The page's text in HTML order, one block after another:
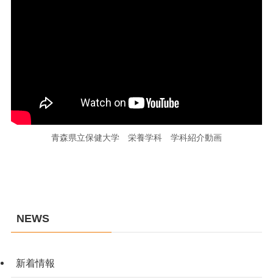
青森県立保健大学 栄養学科 学科紹介動画
NEWS
新着情報